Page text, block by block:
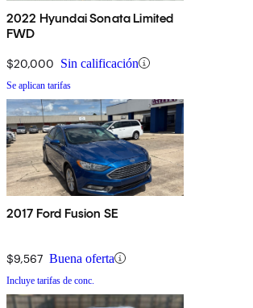
2022 Hyundai Sonata Limited
FWD
$20,000 Sin calificación
Se aplican tarifas
2017 Ford Fusion SE
$9,567 Buena oferta
Incluye tarifas de conc.